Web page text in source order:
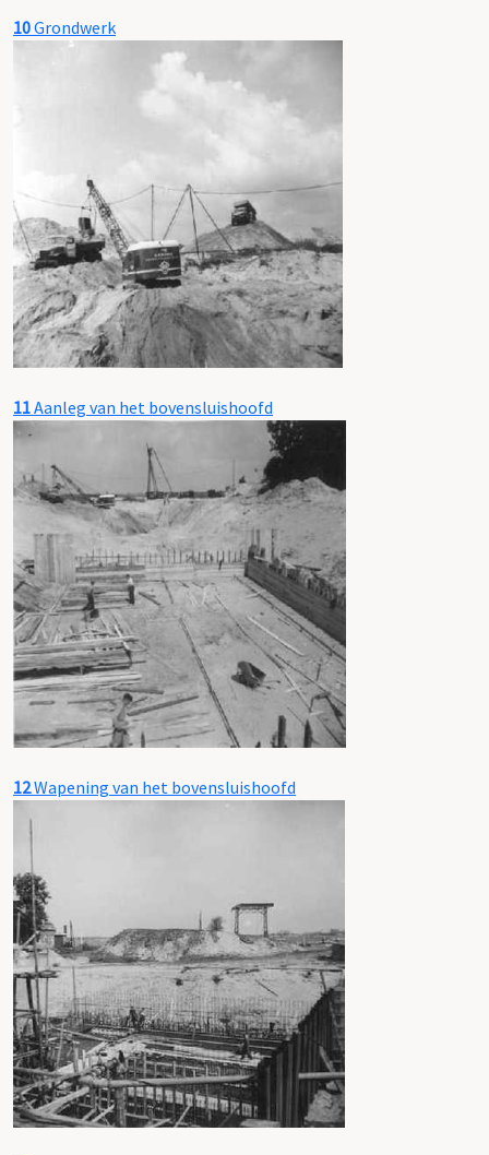
10Grondwerk
11Aanleg van het bovensluishoofd
12Wapening van het bovensluishoofd